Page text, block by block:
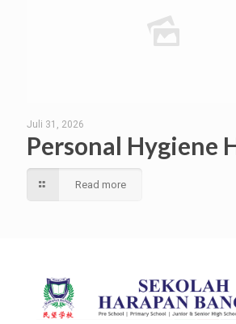
Juli 31, 2026
Personal Hygiene
Read more